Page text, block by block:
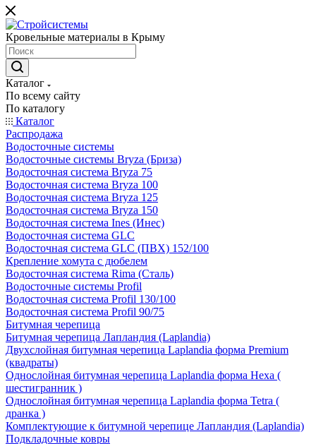
Кровельные материалы в Крыму
Каталог
По всему сайту
По каталогу
Каталог
Распродажа
Водосточные системы
Водосточные системы Bryza (Бриза)
Водосточная система Bryza 75
Водосточная система Bryza 100
Водосточная система Bryza 125
Водосточная система Bryza 150
Водосточная система Ines (Инес)
Водосточная система GLC
Водосточная система GLC (ПВХ) 152/100
Крепление хомута с дюбелем
Водосточная система Rima (Сталь)
Водосточные системы Profil
Водосточная система Profil 130/100
Водосточная система Profil 90/75
Битумная черепица
Битумная черепица Лапландия (Laplandia)
Двухслойная битумная черепица Laplandia форма Premium
(квадраты)
Однослойная битумная черепица Laplandia форма Hexa (
шестигранник )
Однослойная битумная черепица Laplandia форма Tetra (
дранка )
Комплектующие к битумной черепице Лапландия (Laplandia)
Подкладочные ковры